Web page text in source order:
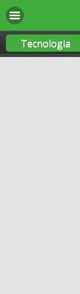
Tecnologia